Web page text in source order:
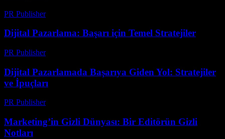
PR Publisher-
Dijital Pazarlama: Başarı için Temel Stratejiler
PR Publisher-
Dijital Pazarlamada Başarıya Giden Yol: Stratejiler
ve İpuçları
PR Publisher-
Marketing’in Gizli Dünyası: Bir Editörün Gizli
Notları